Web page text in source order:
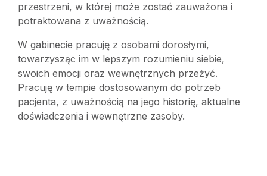
przestrzeni, w której może zostać zauważona i
potraktowana z uważnością.
W gabinecie pracuję z osobami dorosłymi,
towarzysząc im w lepszym rozumieniu siebie,
swoich emocji oraz wewnętrznych przeżyć.
Pracuję w tempie dostosowanym do potrzeb
pacjenta, z uważnością na jego historię, aktualne
doświadczenia i wewnętrzne zasoby.